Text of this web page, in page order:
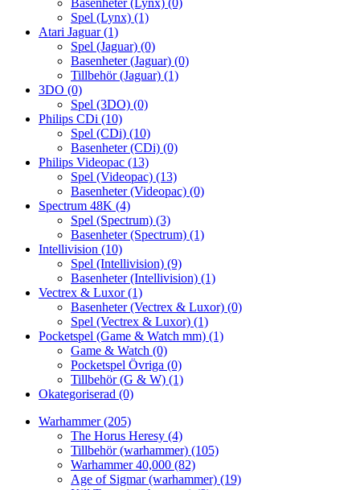
Basenheter (Lynx) (0)
Spel (Lynx) (1)
Atari Jaguar(1)
Spel (Jaguar) (0)
Basenheter (Jaguar) (0)
Tillbehör (Jaguar) (1)
3DO (0)
Spel (3DO) (0)
Philips CDi (10)
Spel (CDi) (10)
Basenheter (CDi) (0)
Philips Videopac (13)
Spel (Videopac) (13)
Basenheter (Videopac) (0)
Spectrum 48K (4)
Spel (Spectrum) (3)
Basenheter (Spectrum) (1)
Intellivision (10)
Spel (Intellivision) (9)
Basenheter (Intellivision) (1)
Vectrex & Luxor(1)
Basenheter (Vectrex & Luxor) (0)
Spel (Vectrex & Luxor) (1)
Pocketspel (Game & Watch mm) (1)
Game & Watch (0)
Pocketspel Övriga (0)
Tillbehör (G & W) (1)
Okategoriserad (0)
Warhammer(205)
The Horus Heresy (4)
Tillbehör (warhammer) (105)
Warhammer 40,000 (82)
Age of Sigmar (warhammer) (19)